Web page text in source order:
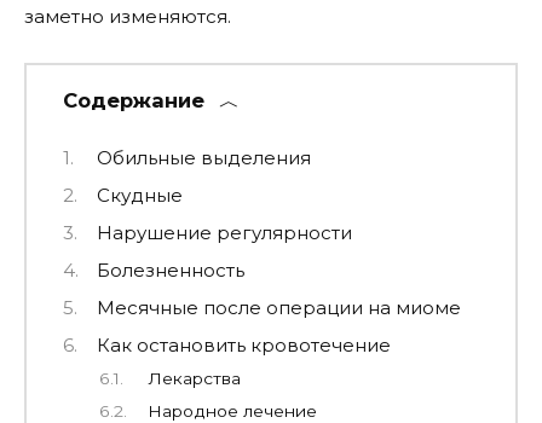
заметно изменяются.
Содержание
Обильные выделения
Скудные
Нарушение регулярности
Болезненность
Месячные после операции на миоме
Как остановить кровотечение
Лекарства
Народное лечение